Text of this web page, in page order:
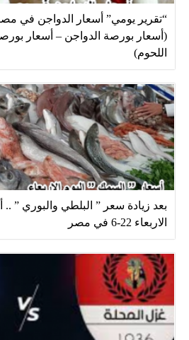
“تقرير يومي” أسعار الدواجن في
(أسعار بورصة الدواجن – أسعار
اللحوم)
بعد زيادة سعر ” البلطي والبوري ” ..
الاربعاء 22-6 في مصر